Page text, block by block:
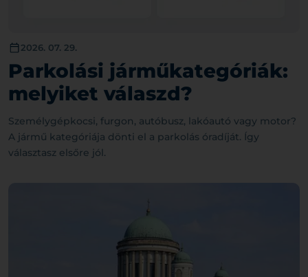
2026. 07. 29.
Parkolási járműkategóriák:
melyiket válaszd?
Személygépkocsi, furgon, autóbusz, lakóautó vagy motor?
A jármű kategóriája dönti el a parkolás óradíját. Így
választasz elsőre jól.